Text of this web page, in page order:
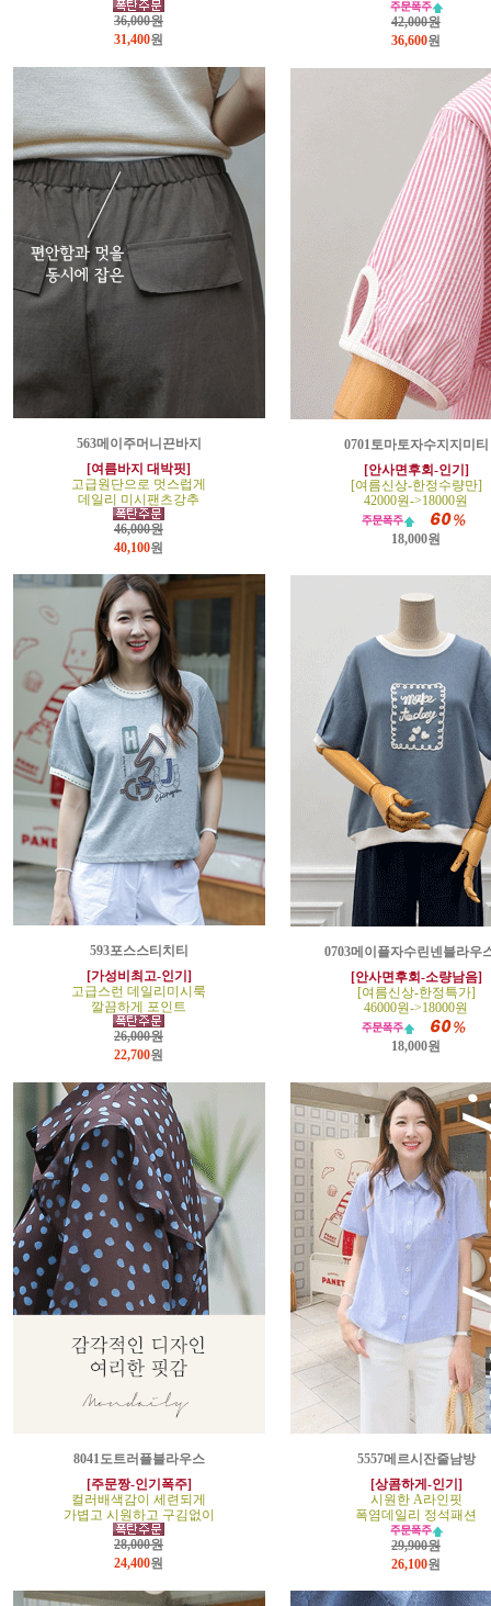
36,000원
31,400원
42,000원
36,600원
563메이주머니끈바지
[여름바지 대박핏]
고급원단으로 멋스럽게
데일리 미시팬츠강추
46,000원
40,100원
0701토마토자수지지미티
[안사면후회-인기]
[여름신상-한정수량만]
42000원->18000원
18,000원
593포스스티치티
[가성비최고-인기]
고급스런 데일리미시룩
깔끔하게 포인트
26,000원
22,700원
0703메이플자수린넨블라우
[안사면후회-소량남음]
[여름신상-한정특가]
46000원->18000원
18,000원
8041도트러플블라우스
[주문짱-인기폭주]
컬러배색감이 세련되게
가볍고 시원하고 구김없이
28,000원
24,400원
5557메르시잔줄남방
[상콤하게-인기]
시원한 A라인핏
폭염데일리 정석패션
29,900원
26,100원